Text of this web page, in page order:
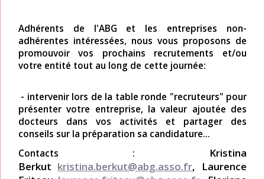
Adhérents de l'ABG et les entreprises non-
adhérentes intéressées, nous vous proposons de
promouvoir vos prochains recrutements et/ou
votre entité tout au long de cette journée:
- intervenir lors de la table ronde "recruteurs" pour
présenter votre entreprise, la valeur ajoutée des
docteurs dans vos activités et partager des
conseils sur la préparation sa candidature...
Contacts : Kristina
Berkut kristina.berkut@abg.asso.fr, Laurence